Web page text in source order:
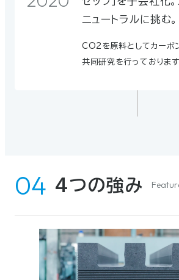
ニュートラルに挑む。
CO2を原料としてカーボ
共同研究を行っております
4つの強み